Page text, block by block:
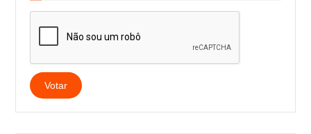
Votar